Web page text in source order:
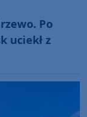
Po
uciekł z